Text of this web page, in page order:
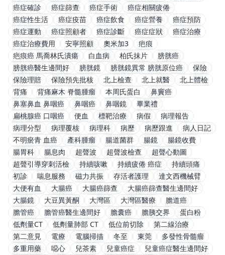
癌症確診
癌症篩查 癌症手術
癌症相關疲倦
癌症性生活
癌症疫苗 癌症飲食 癌症營養
癌症預防
癌症運動
癌症照顧者 癌症診斷 癌症症狀
癌症治療
癌症治療費用
安寧照顧 奧米加3
疤痕
疤痕癌 馬喬林氏潰瘍
白血病 柏氏抹片
膀胱癌
膀胱癌醫生邊間好
膀胱鏡 膀胱鏡異常 膀胱原位癌
保險
保險理賠
保險預先批核 北上檢查 北上就醫
北上體檢
背痛
背痛麻木 脊髓腫瘤 本周氏蛋白
鼻竇癌
鼻塞鼻血 鼻咽癌
鼻咽癌 鼻咽鏡
畢業禮
扁桃腺癌 口咽癌
便血 標靶治療 病假
病理報告
病理分型
病理覆核 病理科 病歷 病歷跟進
病人日記
不明瘀青 血癌
產科腫瘤 腸道菌群 腸鏡
腸鏡收費
腸胃科
腸息肉 超聲波 超聲波檢查
超聲心動圖
超聲引導穿刺活檢
持續咳嗽 持續疲倦 癌症
持續頭痛
初診
喘息服務 磁力共振 存活者護理
達文西機械臂
大便有血
大腸癌 大腸癌篩查
大腸癌篩查醫生邊間好
大腸鏡
大豆異黃酮 大灣區 大灣區醫療
膽道癌
膽管癌
膽管癌醫生邊間好 膽囊癌 膽胰交界
蛋白粉
低劑量CT
低劑量肺部 CT 低位前切除
第二線治療
第二意見
電療 電腦掃描 冬至 東莞
多發性骨髓瘤
多重用藥
噁心 兒茶素 兒童癌症
兒童癌症醫生邊間好